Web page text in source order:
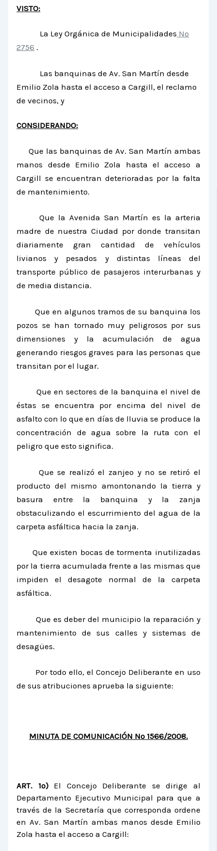
VISTO:
La Ley Orgánica de Municipalidades Nº
2756 .
Las banquinas de Av. San Martín desde
Emilio Zola hasta el acceso a Cargill, el reclamo
de vecinos, y
CONSIDERANDO:
Que las banquinas de Av. San Martín ambas
manos desde Emilio Zola hasta el acceso a
Cargill se encuentran deterioradas por la falta
de mantenimiento.
Que la Avenida San Martín es la arteria
madre de nuestra Ciudad por donde transitan
diariamente gran cantidad de vehículos
livianos y pesados y distintas líneas del
transporte público de pasajeros interurbanas y
de media distancia.
Que en algunos tramos de su banquina los
pozos se han tornado muy peligrosos por sus
dimensiones y la acumulación de agua
generando riesgos graves para las personas que
transitan por el lugar.
Que en sectores de la banquina el nivel de
éstas se encuentra por encima del nivel de
asfalto con lo que en días de lluvia se produce la
concentración de agua sobre la ruta con el
peligro que esto significa.
Que se realizó el zanjeo y no se retiró el
producto del mismo amontonando la tierra y
basura entre la banquina y la zanja
obstaculizando el escurrimiento del agua de la
carpeta asfáltica hacia la zanja.
Que existen bocas de tormenta inutilizadas
por la tierra acumulada frente a las mismas que
impiden el desagote normal de la carpeta
asfáltica.
Que es deber del municipio la reparación y
mantenimiento de sus calles y sistemas de
desagües.
Por todo ello, el Concejo Deliberante en uso
de sus atribuciones aprueba la siguiente:
MINUTA DE COMUNICACIÓN Nº 1566/2008.
ART. 1º)El Concejo Deliberante se dirige al
Departamento Ejecutivo Municipal para que a
través de la Secretaría que corresponda ordene
en Av. San Martín ambas manos desde Emilio
Zola hasta el acceso a Cargill: